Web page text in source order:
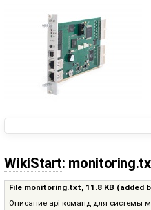
WikiStart:
File monitoring.txt, 11.8 KB (added
Описание api команд для системы